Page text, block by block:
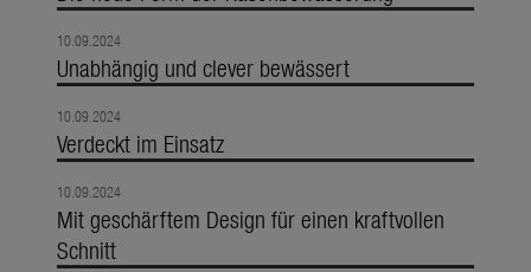
10.09.2024
Unabhängig und clever bewässert
10.09.2024
Verdeckt im Einsatz
10.09.2024
Mit geschärftem Design für einen kraftvollen
Schnitt